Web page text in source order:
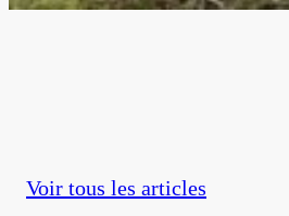
Voir tous les articles